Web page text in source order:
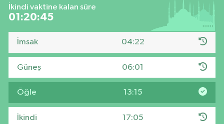
İkindi vaktine kalan süre
01:20:45
İmsak 04:22
Güneş 06:01
Öğle 13:15
İkindi 17:05